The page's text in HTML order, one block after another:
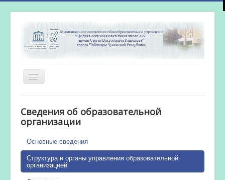
Включить/
выключить
Новости
Работа бассейна
Сведения об образовательной
организации
Основные сведения
Структура и органы управления образовательной
организацией